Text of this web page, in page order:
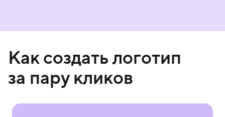
Как создать логотип
за пару кликов